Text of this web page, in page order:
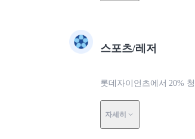
스포츠/레저
롯데자이언츠에서 20%
자세히